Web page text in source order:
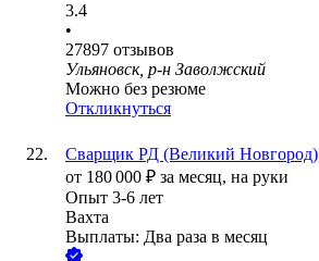
3.4
•
27897 отзывов
Ульяновск, р-н Заволжский
Можно без резюме
Откликнуться
Сварщик РД (Великий Новгород)
от 180 000 ₽ за месяц, на руки
Опыт 3-6 лет
Вахта
Выплаты: Два раза в месяц